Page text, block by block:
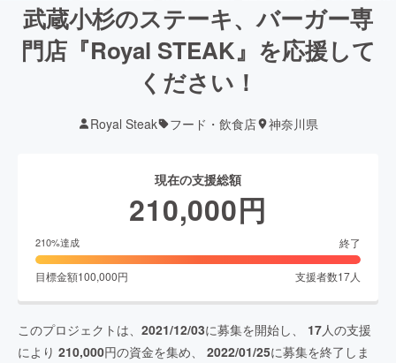
武蔵小杉のステーキ、バーガー専
門店『Royal STEAK』を応援して
ください！
Royal Steak フード・飲食店 神奈川県
現在の支援総額
210,000円
210%達成 終了
目標金額100,000円 支援者数17人
このプロジェクトは、 2021/12/03に募集を開始し、 17人の支援
により 210,000円の資金を集め、 2022/01/25に募集を終了しま